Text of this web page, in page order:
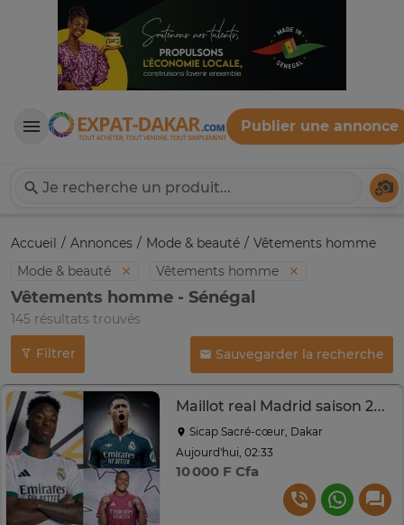
Expat-Dakar
Publier une annonce
Accueil Annonces Mode & beauté
Vêtements homme
Mode & beauté
Vêtements homme
Vêtements homme - Sénégal
145 résultats trouvés
Filtrer Sauvegarder la recherche
Maillot real Madrid saison 2026/2027
Sicap Sacré-cœur, Dakar
Aujourd'hui, 02:33
10 000 F Cfa